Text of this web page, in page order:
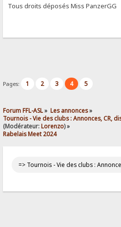
Tous droits déposés Miss PanzerGG
Pages: 1 2 3 4 5
Forum FFL-ASL» Les annonces»
Tournois - Vie des clubs : Annonces, CR,
(Modérateur:Lorenzo) »
Rabelais Meet 2024